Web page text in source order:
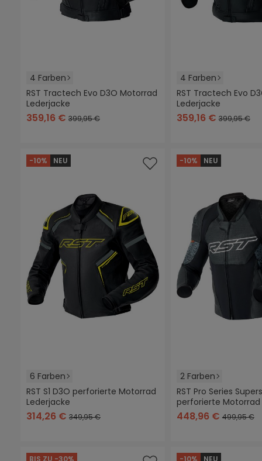
4 Farben
schwarz
RST Tractech Evo D3O Motorrad
Lederjacke
359,16 € 399,95 €
4 Farben
schwarz
RST Tractech Evo
Lederjacke
359,16 € 399,95 €
-10% NEU
6 Farben
schwarz schwarz/neon/gelb
RST S1 D3O perforierte Motorrad
Lederjacke
314,26 € 349,95 €
-10% NEU
2 Farben
schwarz
RST Pro Series
perforierte Motorrad
448,96 € 499,95 €
BIS ZU -30% -10% NEU